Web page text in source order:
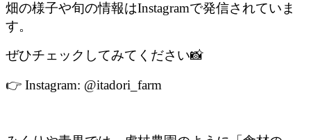
畑の様子や旬の情報はInstagramで発信されていま
す。
ぜひチェックしてみてください📸
👉 Instagram: @itadori_farm